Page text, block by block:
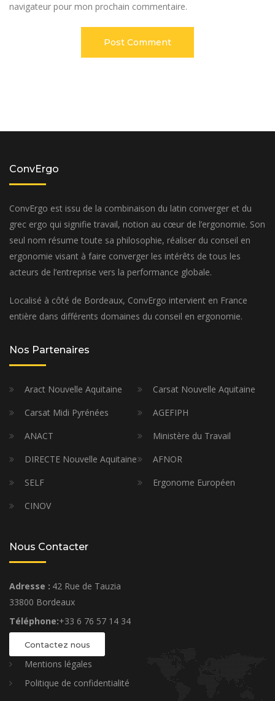
navigateur pour mon prochain commentaire.
ConvErgo
ConvErgo est issu de la combinaison du latin converger et du
grec ergo qui signifie travail, notion au cœur de l’ergonomie. Son
seul nom résume toute sa philosophie, réaliser du conseil en
ergonomie visant à faire converger les intérêts de tous les
acteurs de l’entreprise vers la performance globale.
Localisé à côté de Bordeaux, ConvErgo intervient en France
entière dans différents domaines du conseil en ergonomie.
Nos Partenaires
Aract Nouvelle Aquitaine
Carsat Nouvelle Aquitaine
Carsat Midi Pyrénées
AGEFIPH
ANACT
Ministère du Travail
DIRECTE Nouvelle Aquitaine
AFNOR
SELF
Ergonome Européen
CINOV
Nous Contacter
Adresse : 42 Rue de Tauzia
33800 Bordeaux
Téléphone:+33 6 76 57 14 34
Contactez nous
Mentions légales
Politique de confidentialité